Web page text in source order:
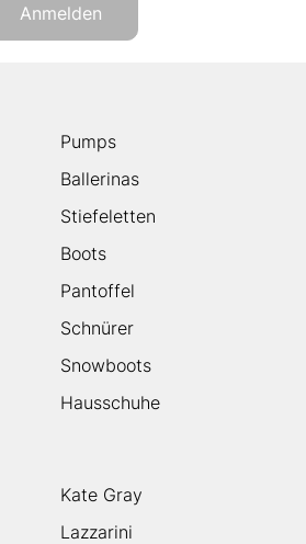
Anmelden
Pumps
Ballerinas
Stiefeletten
Boots
Pantoffel
Schnürer
Snowboots
Hausschuhe
Kate Gray
Lazzarini